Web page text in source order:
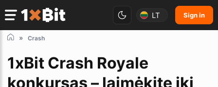
LT Sign in
Crash
1xBit Crash Royale
konkursas – laimėkite iki